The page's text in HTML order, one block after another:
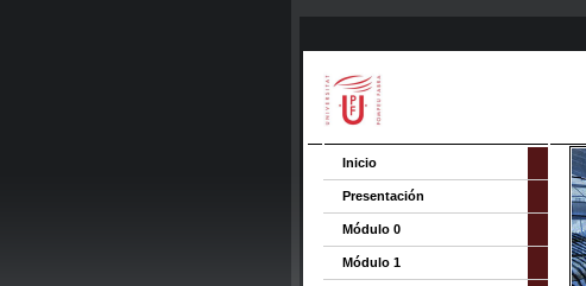
Inicio
Presentación
Módulo 0
Módulo 1